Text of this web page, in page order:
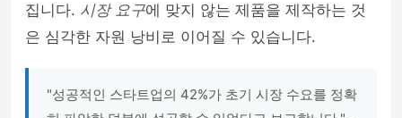
집니다. 시장 요구에 맞지 않는 제품을 제작하는 것
은 심각한 자원 낭비로 이어질 수 있습니다.
"성공적인 스타트업의 42%가 초기 시장 수요를 정확